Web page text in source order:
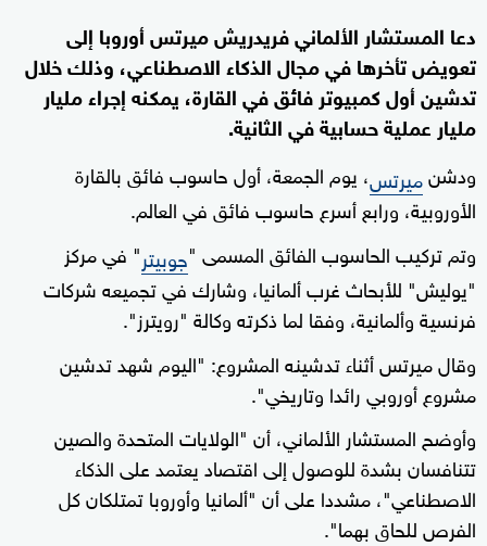
دعا المستشار الألماني فريدريش ميرتس أوروبا إلى
تعويض تأخرها في مجال الذكاء الاصطناعي، وذلك خلال
تدشين أول كمبيوتر فائق في القارة، يمكنه إجراء مليار
مليار عملية حسابية في الثانية.
ودشنميرتس، يوم الجمعة، أول حاسوب فائق بالقارة
الأوروبية، ورابع أسرع حاسوب فائق في العالم.
وتم تركيب الحاسوب الفائق المسمى "جوبيتر" في مركز
"يوليش" للأبحاث غرب ألمانيا، وشارك في تجميعه شركات
فرنسية وألمانية، وفقا لما ذكرته وكالة "رويترز".
وقال ميرتس أثناء تدشينه المشروع: "اليوم شهد تدشين
مشروع أوروبي رائدا وتاريخي".
وأوضح المستشار الألماني، أن "الولايات المتحدة والصين
تتنافسان بشدة للوصول إلى اقتصاد يعتمد على الذكاء
الاصطناعي"، مشددا على أن "ألمانيا وأوروبا تمتلكان كل
الفرص للحاق بهما".